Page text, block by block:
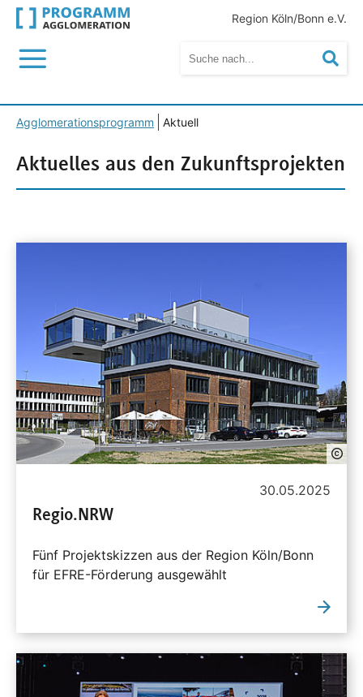
Region Köln/Bonn e.V.
Menü
Agglomerationsprogramm Aktuell
Aktuelles aus den Zukunftsprojekten
30.05.2025
Regio.NRW
Fünf Projektskizzen aus der Region Köln/Bonn
für EFRE-Förderung ausgewählt